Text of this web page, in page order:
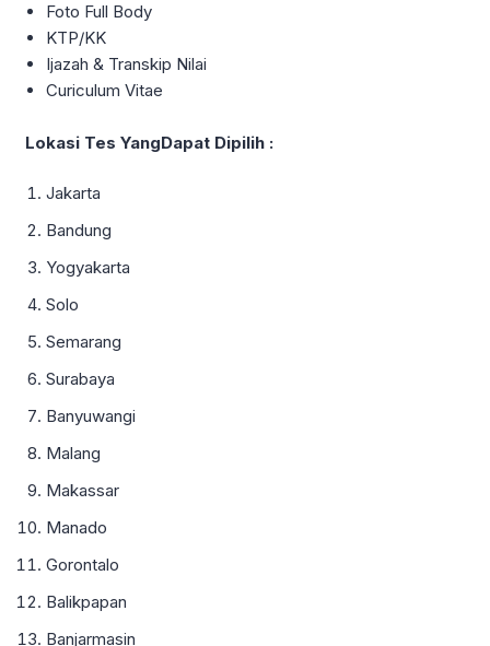
Foto Full Body
KTP/KK
Ijazah & Transkip Nilai
Curiculum Vitae
Lokasi Tes YangDapat Dipilih :
Jakarta
Bandung
Yogyakarta
Solo
Semarang
Surabaya
Banyuwangi
Malang
Makassar
Manado
Gorontalo
Balikpapan
Banjarmasin